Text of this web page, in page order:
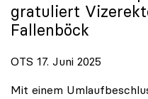
gratuliert
Fallenböck
OTS 17. Juni 2025
Mit einem